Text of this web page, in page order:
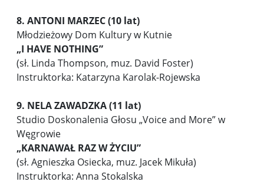
8. ANTONI MARZEC (10 lat)
Młodzieżowy Dom Kultury w Kutnie
„I HAVE NOTHING”
(sł. Linda Thompson, muz. David Foster)
Instruktorka: Katarzyna Karolak-Rojewska
9. NELA ZAWADZKA (11 lat)
Studio Doskonalenia Głosu „Voice and More” w
Węgrowie
„KARNAWAŁ RAZ W ŻYCIU”
(sł. Agnieszka Osiecka, muz. Jacek Mikuła)
Instruktorka: Anna Stokalska